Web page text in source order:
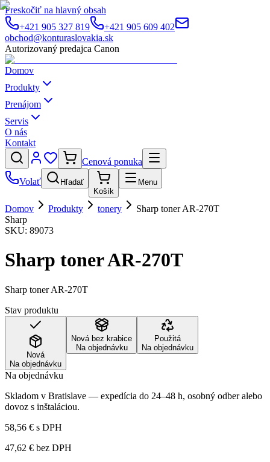
Preskočiť na hlavný obsah
+421 905 327 819
+421 905 609 402
obchod@konturaslovakia.sk
Autorizovaný predajca Canon
Domov
Produkty
Prenájom
Servis
O nás
Kontakt
Cenová ponuka
Volať
Hľadať
Košík
Menu
Domov Produkty tonery
Sharp toner AR-270T
Sharp
SKU: 89073
Sharp toner AR-270T
Sharp toner AR-270T
Stav produktu
Nová
Na objednávku
Nová bez krabice
Na objednávku
Použitá
Na objednávku
Na objednávku
Skladom v Bratislave — expedícia do 24–48 h, osobný odber alebo
dovoz s inštaláciou.
58,56 € s DPH
47,62 € bez DPH